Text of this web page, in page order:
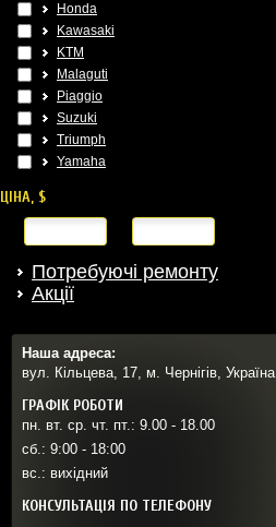
Honda
Kawasaki
KTM
Malaguti
Piaggio
Suzuki
Triumph
Yamaha
ЦІНА, $
Потребуючі ремонту
Акції
Наша адреса:
вул. Кільцева, 17, м. Чернігів, Україна
ГРАФІК РОБОТИ
пн. вт. ср. чт. пт.: 9.00 - 18.00
сб.: 9:00 - 18:00
вс.: вихідний
КОНСУЛЬТАЦІЯ ПО ТЕЛЕФОНУ